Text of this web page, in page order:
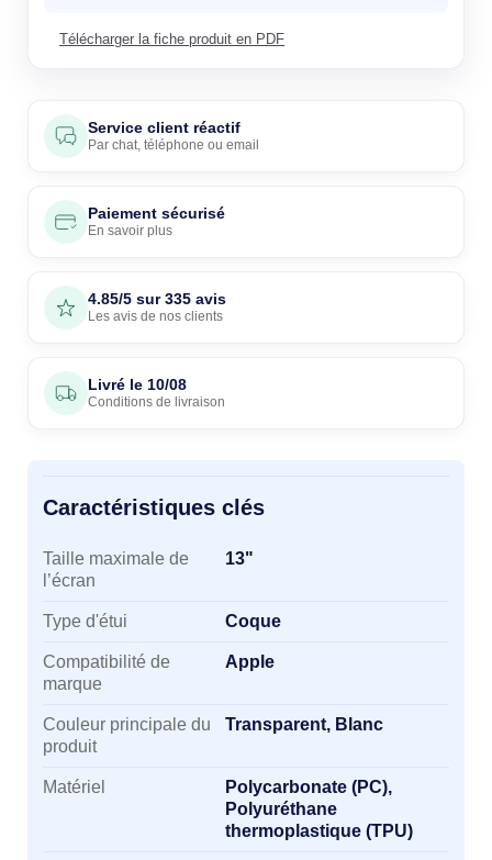
Télécharger la fiche produit en PDF
Service client réactif
Par chat, téléphone ou email
Paiement sécurisé
En savoir plus
4.85/5 sur 335 avis
Les avis de nos clients
Livré le 10/08
Conditions de livraison
Caractéristiques clés
Caractéristiques clés
Taille maximale de
l’écran
13"
Type d'étui Coque
Compatibilité de
marque
Apple
Couleur principale du
produit
Transparent, Blanc
Matériel
Polycarbonate (PC),
Polyuréthane
thermoplastique (TPU)